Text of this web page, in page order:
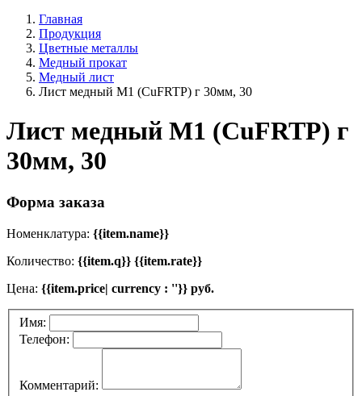
Главная
Продукция
Цветные металлы
Медный прокат
Медный лист
Лист медный М1 (CuFRTP) г 30мм, 30
Лист медный М1 (CuFRTP) г
30мм, 30
Форма заказа
Номенклатура: {{item.name}}
Количество: {{item.q}} {{item.rate}}
Цена: {{item.price| currency : ''}} руб.
Имя:
Телефон:
Комментарий: